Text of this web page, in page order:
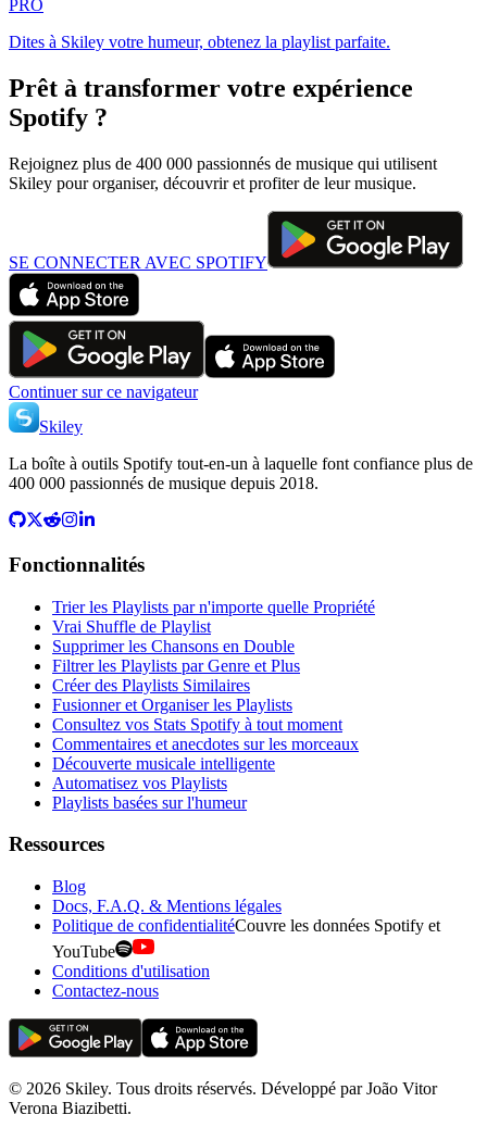
PRO
Dites à Skiley votre humeur, obtenez la playlist parfaite.
Prêt à transformer votre expérience
Spotify ?
Rejoignez plus de 400 000 passionnés de musique qui utilisent
Skiley pour organiser, découvrir et profiter de leur musique.
SE CONNECTER AVEC SPOTIFY
Continuer sur ce navigateur
Skiley
La boîte à outils Spotify tout-en-un à laquelle font confiance plus de
400 000 passionnés de musique depuis 2018.
Fonctionnalités
Trier les Playlists par n'importe quelle Propriété
Vrai Shuffle de Playlist
Supprimer les Chansons en Double
Filtrer les Playlists par Genre et Plus
Créer des Playlists Similaires
Fusionner et Organiser les Playlists
Consultez vos Stats Spotify à tout moment
Commentaires et anecdotes sur les morceaux
Découverte musicale intelligente
Automatisez vos Playlists
Playlists basées sur l'humeur
Ressources
Blog
Docs, F.A.Q. & Mentions légales
Politique de confidentialitéCouvre les données Spotify et
YouTube
Conditions d'utilisation
Contactez-nous
© 2026 Skiley. Tous droits réservés. Développé par João Vitor
Verona Biazibetti.